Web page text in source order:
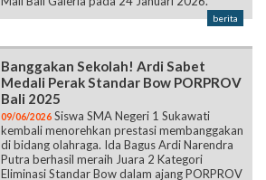
berita
Banggakan Sekolah! Ardi Sabet
Medali Perak Standar Bow PORPROV
Bali 2025
09/06/2026 Siswa SMA Negeri 1 Sukawati
kembali menorehkan prestasi membanggakan
di bidang olahraga. Ida Bagus Ardi Narendra
Putra berhasil meraih Juara 2 Kategori
Eliminasi Standar Bow dalam ajang PORPROV